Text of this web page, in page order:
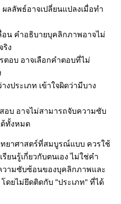
ลลัพธ์อาจเปลี่ยนแปลงเมื่อทำ
อน คำอธิบายบุคลิกภาพอาจไม่
ริง
ตอบ อาจเลือกคำตอบที่ไม่
งประเภท เข้าใจผิดว่ามีบาง
อบ อาจไม่สามารถจับความซับ
ทั้งหมด
ทยาศาสตร์ที่สมบูรณ์แบบ ควรใช้
รียนรู้เกี่ยวกับตนเอง ไม่ใช่คำ
วามซับซ้อนของบุคลิกภาพและ
ดยไม่ยึดติดกับ "ประเภท" ที่ได้